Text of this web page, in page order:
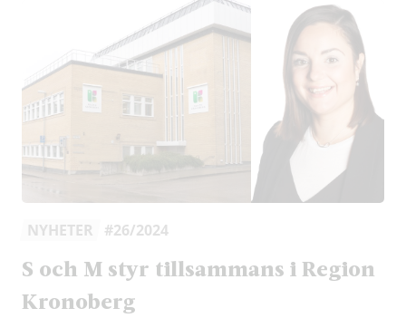
NYHETER #26/2024
S och M styr tillsammans i Region
Kronoberg